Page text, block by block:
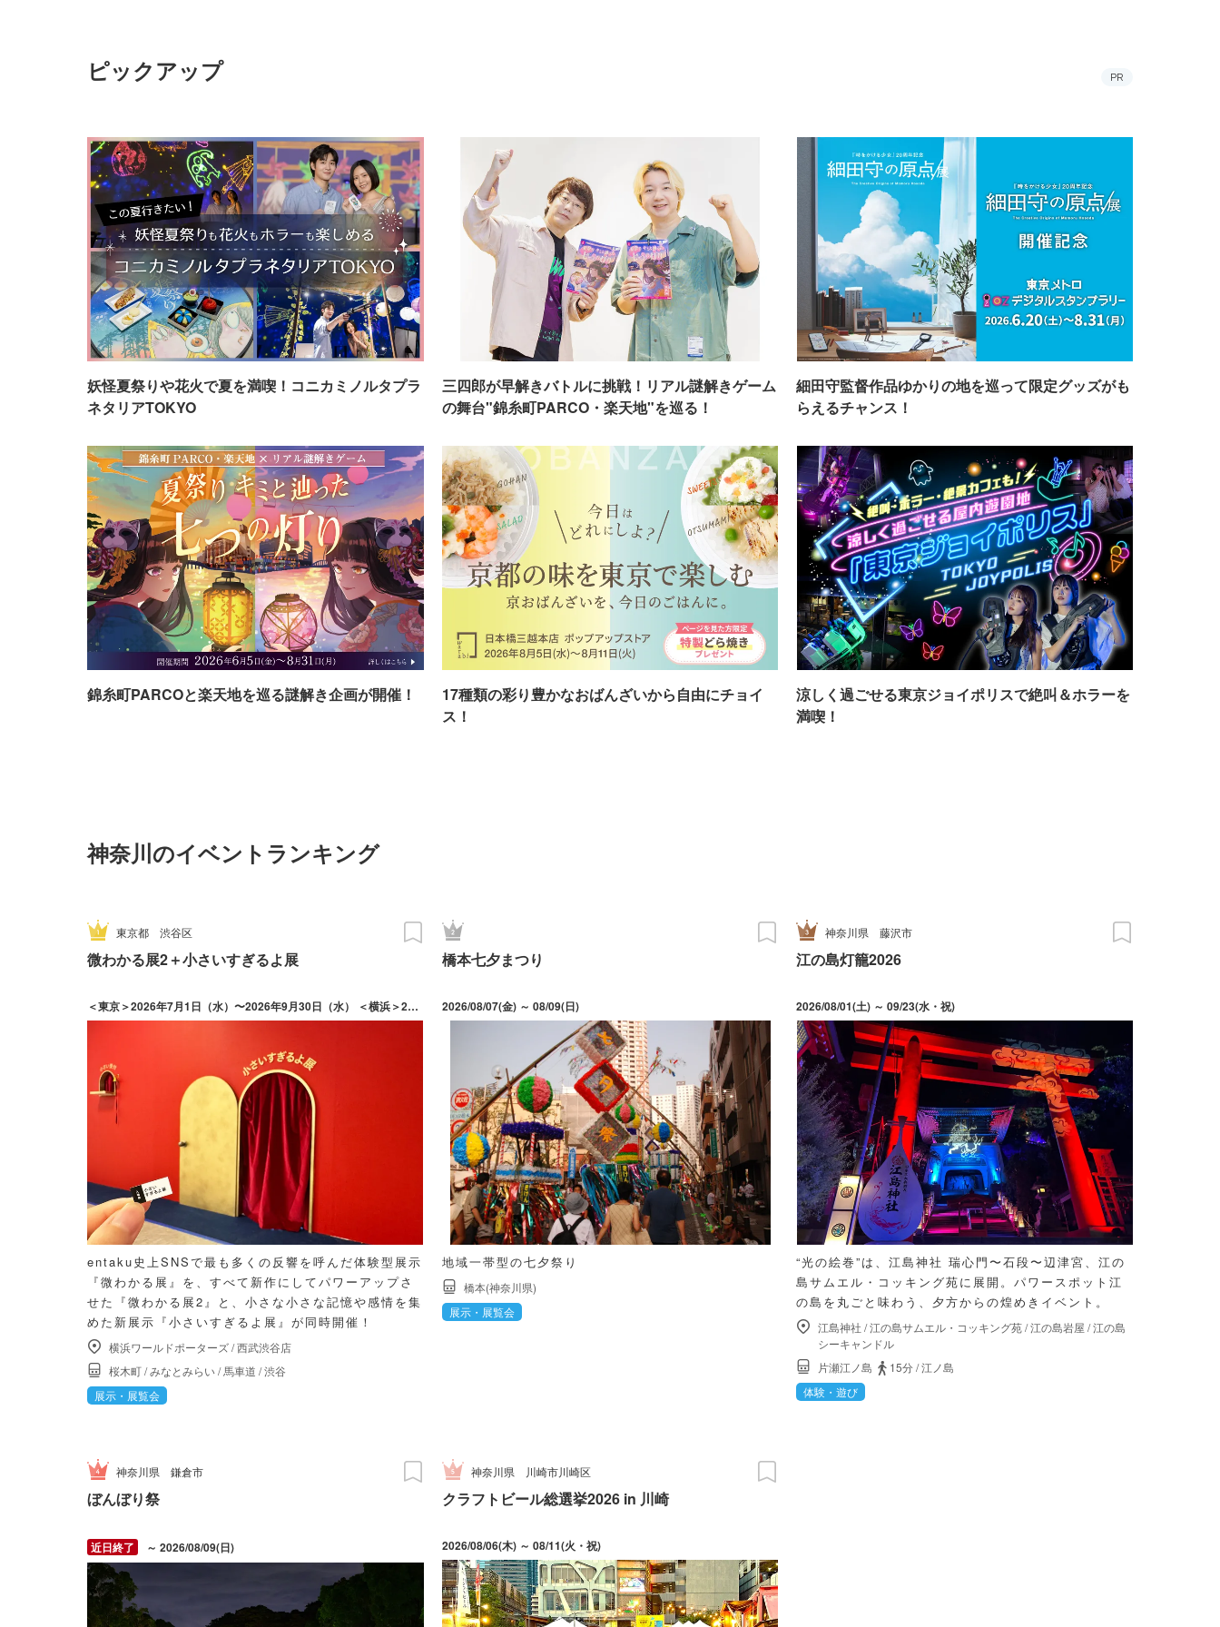
ピックアップ PR
妖怪夏祭りや花火で夏を満喫！コニカミノルタプラ
ネタリアTOKYO
三四郎が早解きバトルに挑戦！リアル謎解きゲーム
の舞台"錦糸町PARCO・楽天地"を巡る！
細田守監督作品ゆかりの地を巡って限定グッズがも
らえるチャンス！
錦糸町PARCOと楽天地を巡る謎解き企画が開催！
17種類の彩り豊かなおばんざいから自由にチョイ
ス！
涼しく過ごせる東京ジョイポリスで絶叫＆ホラーを
満喫！
神奈川のイベントランキング
東京都 渋谷区
微わかる展2＋小さいすぎるよ展
＜東京＞2026年7月1日（水）〜2026年9月30日（水） ＜横浜＞2026年7月17日（金）〜2026年10月18日（日）
entaku史上SNSで最も多くの反響を呼んだ体験型展示
『微わかる展』を、すべて新作にしてパワーアップさ
せた『微わかる展2』と、小さな小さな記憶や感情を集
めた新展示『小さいすぎるよ展』が同時開催！
横浜ワールドポーターズ/西武渋谷店
桜木町/みなとみらい/馬車道 /渋谷
展示・展覧会
橋本七夕まつり
2026/08/07(金) ～ 08/09(日)
地域一帯型の七夕祭り
橋本(神奈川県)
展示・展覧会
神奈川県 藤沢市
江の島灯籠2026
2026/08/01(土) ～ 09/23(水・祝)
“光の絵巻”は、江島神社 瑞心門〜石段〜辺津宮、江の
島サムエル・コッキング苑に展開。パワースポット江
の島を丸ごと味わう、夕方からの煌めきイベント。
江島神社 /江の島サムエル・コッキング苑/江の島岩屋 /江の島
シーキャンドル
片瀬江ノ島
15分/江ノ島
体験・遊び
神奈川県 鎌倉市
ぼんぼり祭
～ 2026/08/09(日)
神奈川県 川崎市川崎区
クラフトビール総選挙2026 in 川崎
2026/08/06(木) ～ 08/11(火・祝)